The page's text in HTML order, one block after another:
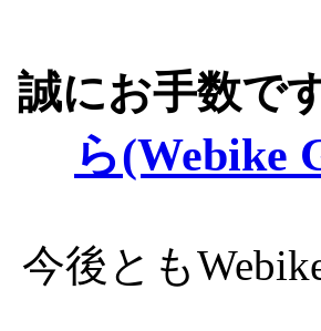
誠にお手数で
ら(Webike
今後とも